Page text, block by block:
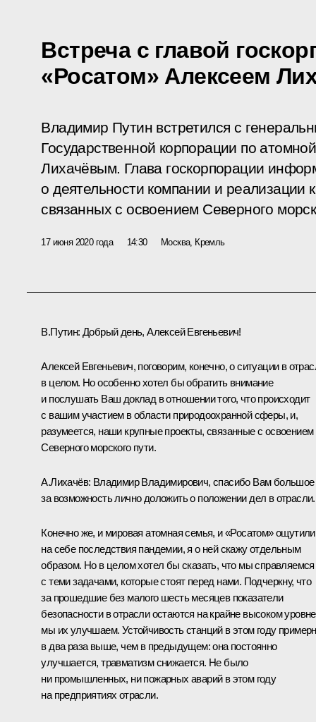
Встреча с главой
«Росатом» Алексеем
Владимир Путин встретился с
Государственной корпорации по
Лихачёвым. Глава госкорпорации
о деятельности компании и реализации
связанных с освоением Северного
17 июня 2020 года 14:30 Москва, Кремль
В.Путин: Добрый день, Алексей Евгеньевич!
Алексей Евгеньевич, поговорим, конечно, о ситуации в
в целом. Но особенно хотел бы обратить внимание
и послушать Ваш доклад в отношении того, что происходит
с вашим участием в области природоохранной сферы, и,
разумеется, наши крупные проекты, связанные с освоением
Северного морского пути.
А.Лихачёв: Владимир Владимирович, спасибо Вам большое
за возможность лично доложить о положении дел в отрасли.
Конечно же, и мировая атомная семья, и «Росатом» ощутили
на себе последствия пандемии, я о ней скажу отдельным
образом. Но в целом хотел бы сказать, что мы справляемся
с теми задачами, которые стоят перед нами. Подчеркну, что
за прошедшие без малого шесть месяцев показатели
безопасности в отрасли остаются на крайне высоком
мы их улучшаем. Устойчивость станций в этом году
в два раза выше, чем в предыдущем: она постоянно
улучшается, травматизм снижается. Не было
ни промышленных, ни пожарных аварий в этом году
на предприятиях отрасли.